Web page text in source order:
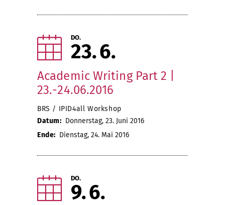
DO.
23 6
Academic Writing Part 2 |
23.-24.06.2016
BRS / IPID4all Workshop
Datum: Donnerstag, 23. Juni 2016
Ende: Dienstag, 24. Mai 2016
DO.
9 6